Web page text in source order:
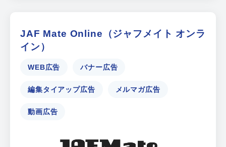
JAF Mate Online（ジャフメイト オンラ
イン）
WEB広告 バナー広告
編集タイアップ広告 メルマガ広告
動画広告